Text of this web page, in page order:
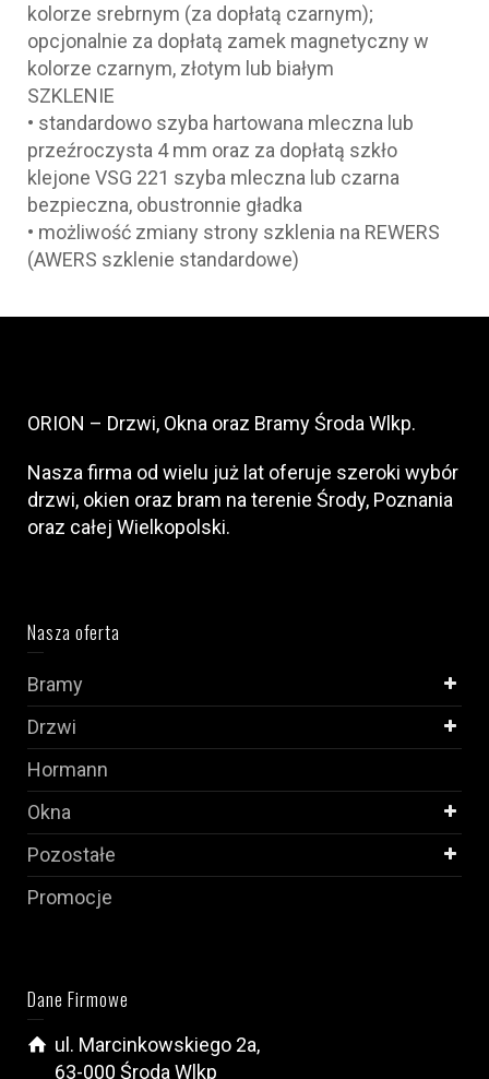
kolorze srebrnym (za dopłatą czarnym);
opcjonalnie za dopłatą zamek magnetyczny w
kolorze czarnym, złotym lub białym
SZKLENIE
• standardowo szyba hartowana mleczna lub
przeźroczysta 4 mm oraz za dopłatą szkło
klejone VSG 221 szyba mleczna lub czarna
bezpieczna, obustronnie gładka
• możliwość zmiany strony szklenia na REWERS
(AWERS szklenie standardowe)
ORION – Drzwi, Okna oraz Bramy Środa Wlkp.
Nasza firma od wielu już lat oferuje szeroki wybór
drzwi, okien oraz bram na terenie Środy, Poznania
oraz całej Wielkopolski.
Nasza oferta
Bramy
Drzwi
Hormann
Okna
Pozostałe
Promocje
Dane Firmowe
ul. Marcinkowskiego 2a,
63-000 Środa Wlkp